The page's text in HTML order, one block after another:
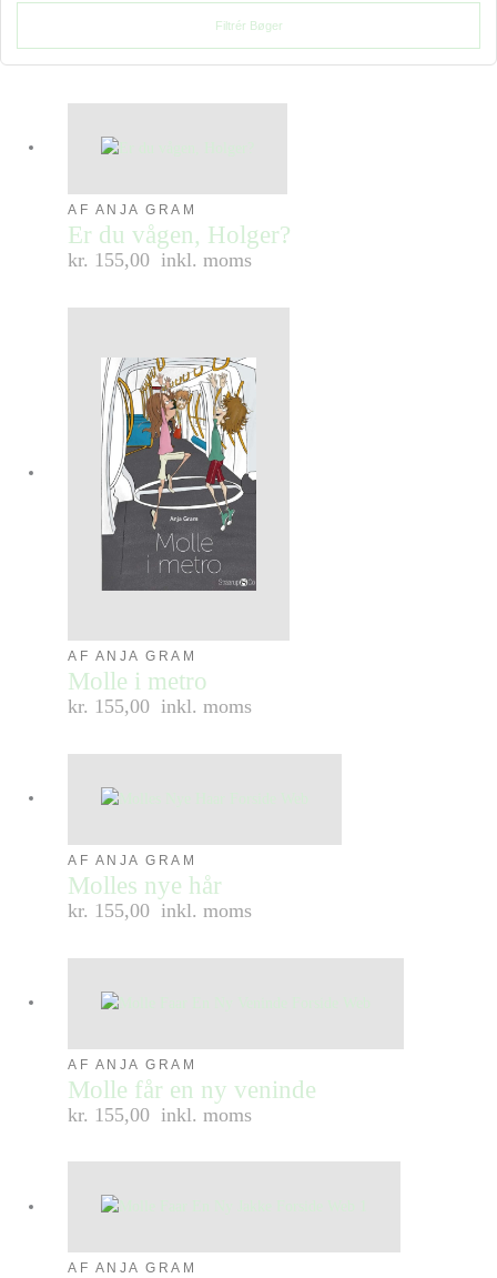
Filtrér Bøger
AF ANJA GRAM
Er du vågen, Holger?
kr. 155,00 inkl. moms
AF ANJA GRAM
Molle i metro
kr. 155,00 inkl. moms
AF ANJA GRAM
Molles nye hår
kr. 155,00 inkl. moms
AF ANJA GRAM
Molle får en ny veninde
kr. 155,00 inkl. moms
AF ANJA GRAM